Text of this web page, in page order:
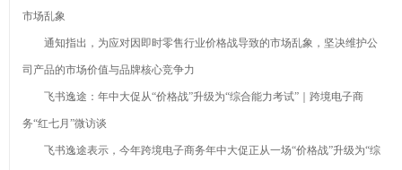
市场乱象
通知指出，为应对因即时零售行业价格战导致的市场乱象，坚决维护公
司产品的市场价值与品牌核心竞争力
飞书逸途：年中大促从“价格战”升级为“综合能力考试”｜跨境电子商
务“红七月”微访谈
飞书逸途表示，今年跨境电子商务年中大促正从一场“价格战”升级为“综